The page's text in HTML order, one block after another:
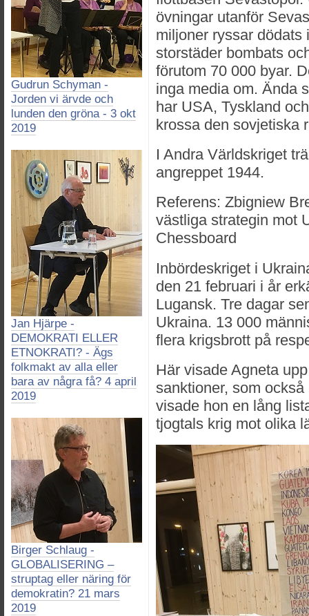
Gudrun Schyman -
Jorden vi ärvde och
lunden den gröna - 3 okt
2019
Jan Hjärpe -
DEMOKRATI ELLER
ETNOKRATI? - Ägs
folkmakt av alla eller
bara av några få? 4 april
2019
Birger Schlaug -
GLOBALISERING –
struptag eller näring för
demokratin? 21 mars
2019
övningar utanför
miljoner ryssar dödats
storstäder bombats
förutom 70 000 byar.
inga media om. Ända
har USA, Tyskland
krossa den sovjetiska
I Andra Världskriget
angreppet 1944.
Referens: Zbigniew
västliga strategin mot
Chessboard
Inbördeskriget i
den 21 februari i år
Lugansk. Tre dagar
Ukraina. 13 000
flera krigsbrott på
Här visade Agneta
sanktioner, som
visade hon en lång
tjogtals krig mot olika